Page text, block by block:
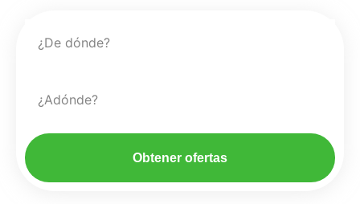
¿De dónde?
¿Adónde?
Obtener ofertas